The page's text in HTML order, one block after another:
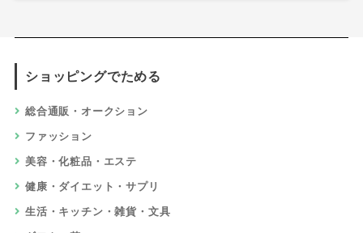
ショッピングでためる
総合通販・オークション
ファッション
美容・化粧品・エステ
健康・ダイエット・サプリ
生活・キッチン・雑貨・文具